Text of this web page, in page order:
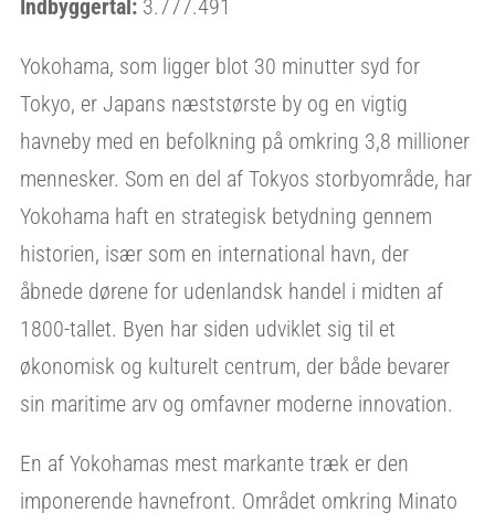
Indbyggertal:3.777.491
Yokohama, som ligger blot 30 minutter syd for
Tokyo, er Japans næststørste by og en vigtig
havneby med en befolkning på omkring 3,8 millioner
mennesker. Som en del af Tokyos storbyområde, har
Yokohama haft en strategisk betydning gennem
historien, især som en international havn, der
åbnede dørene for udenlandsk handel i midten af
1800-tallet. Byen har siden udviklet sig til et
økonomisk og kulturelt centrum, der både bevarer
sin maritime arv og omfavner moderne innovation.
En af Yokohamas mest markante træk er den
imponerende havnefront. Området omkring Minato